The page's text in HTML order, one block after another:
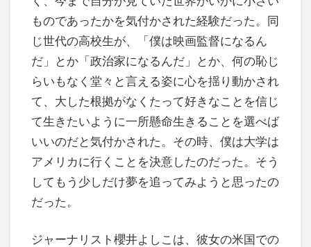
ものであったかを気付かされた経験だった。同
じ世代の高校生が、「僕は映画監督になるん
だ」とか「政治家になるんだ」とか、何の恥じ
らいもなく堂々と言える姿に心を揺り動かされ
て、大した根拠がなくたって好きなことを信じ
て生きたいように一所懸命生きることを選べば
いいのだと気付かされた。その時、僕は大学は
アメリカに行くことを決意したのだった。そう
してもう少しだけ夢を追ってみようと思ったの
だった。
ジャーナリスト櫻井よしこは、彼女の米国での